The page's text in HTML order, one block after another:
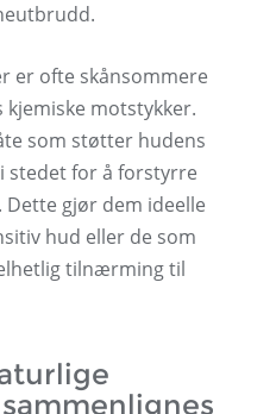
er ofte skånsommere
motstykker.
som støtter hudens
stedet for å forstyrre
gjør dem ideelle
hud eller de som
tilnærming til